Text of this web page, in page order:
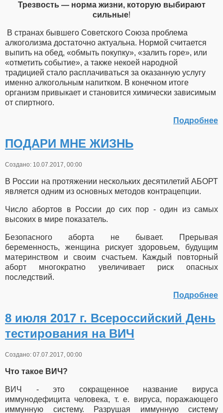
Трезвость — норма жизни, которую выбирают
сильные!
В странах бывшего Советского Союза проблема
алкоголизма достаточно актуальна. Нормой считается
выпить на обед, «обмыть покупку», «залить горе», или
«отметить событие», а также некоей народной
традицией стало расплачиваться за оказанную услугу
именно алкогольным напитком. В конечном итоге
организм привыкает и становится химически зависимым
от спиртного.
Подробнее
ПОДАРИ МНЕ ЖИЗНЬ
Создано: 10.07.2017, 00:00
В России на протяжении нескольких десятилетий АБОРТ
является одним из основных методов контрацепции.
Число абортов в России до сих пор - один из самых
высоких в мире показатель.
Безопасного аборта не бывает. Прерывая
беременность, женщина рискует здоровьем, будущим
материнством и своим счастьем. Каждый повторный
аборт многократно увеличивает риск опасных
последствий.
Подробнее
8 июля 2017 г. Всероссийский День
тестирования на ВИЧ
Создано: 07.07.2017, 00:00
Что такое ВИЧ?
ВИЧ - это сокращенное название вируса
иммунодефицита человека, т. е. вируса, поражающего
иммунную систему. Разрушая иммунную систему